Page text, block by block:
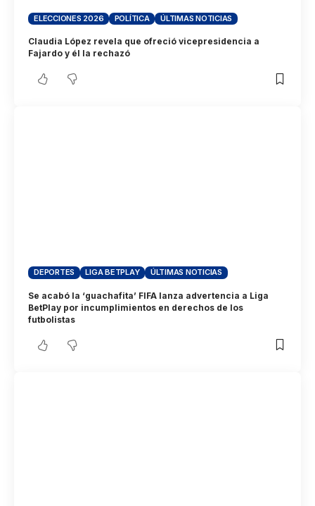
ELECCIONES 2026 POLÍTICA ÚLTIMAS NOTICIAS
Claudia López revela que ofreció vicepresidencia a
Fajardo y él la rechazó
DEPORTES LIGA BETPLAY ÚLTIMAS NOTICIAS
Se acabó la ‘guachafita’ FIFA lanza advertencia a Liga
BetPlay por incumplimientos en derechos de los
futbolistas